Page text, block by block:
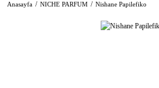
Anasayfa NICHE PARFUM Nishane Papilefiko